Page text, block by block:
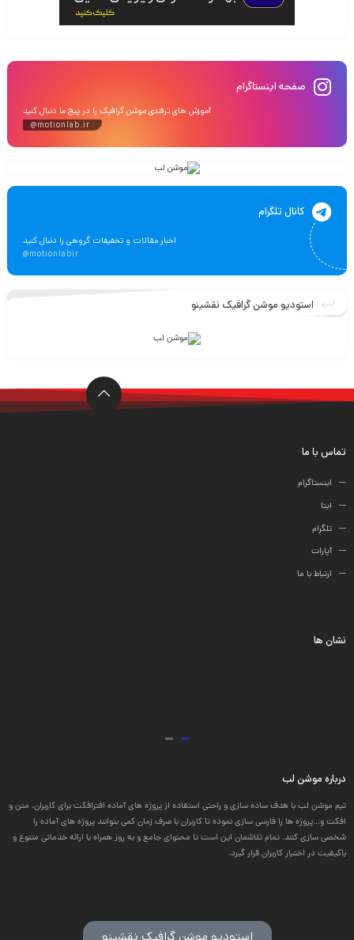
صفحه اینستاگرام
آموزش های ترفندی موشن گرافیک را در پیج ما دنبال کنید
@motionlab.ir
کانال تلگرام
اخبار مقالات و تخفیفات گروهی را دنبال کنید
@motionlabir
استودیو موشن گرافیک نقشینو
تماس با ما
اینستاگرام
ایتا
تلگرام
آپارات
ارتباط با ما
نشان ها
درباره موشن لب
تیم موشن لب با هدف ساده سازی و راحتی استفاده از پروژه های آماده افترافکت برای کاربران، متن و
افکت و...پروژه ها را فارسی سازی نموده تا کاربران با صرف زمان کمی بتوانند پروژه های آماده را
شخصی سازی کنند. تمام تلاشمان این است تا محتوای جامع و به روز همراه با ارائه خدماتی متنوع و
باکیفیت در اختیار کاربران قرار گیرد.
استودیو موشن گرافیک نقشینو